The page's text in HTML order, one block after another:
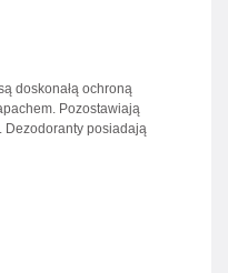
doskonałą ochroną
Pozostawiają
Dezodoranty posiadają